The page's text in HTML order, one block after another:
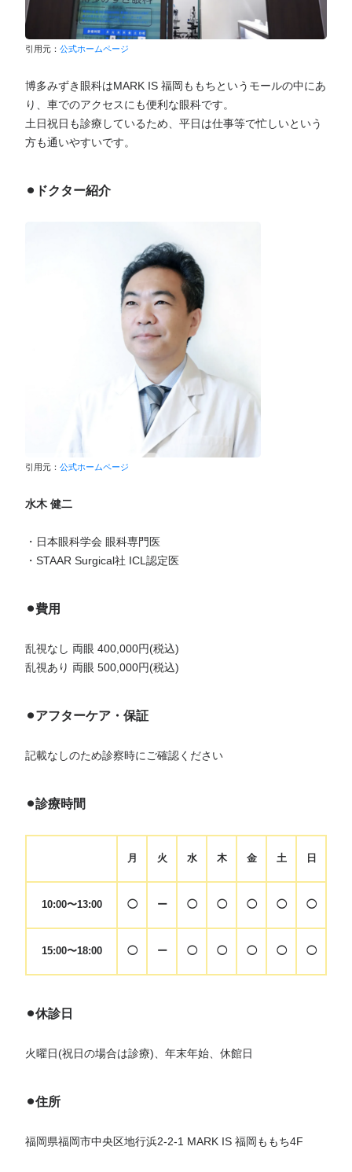
引用元： 公式ホームページ
博多みずき眼科はMARK IS 福岡ももちというモールの中にあ
り、車でのアクセスにも便利な眼科です。
土日祝日も診療しているため、平日は仕事等で忙しいという
方も通いやすいです。
⚫︎ドクター紹介
引用元： 公式ホームページ
水木 健二
・日本眼科学会 眼科専門医
・STAAR Surgical社 ICL認定医
⚫︎費用
乱視なし 両眼 400,000円(税込)
乱視あり 両眼 500,000円(税込)
⚫︎アフターケア・保証
記載なしのため診察時にご確認ください
⚫︎診療時間
月 火 水 木 金 土 日
10:00〜13:00 ◯ ー ◯ ◯ ◯ ◯ ◯
15:00〜18:00 ◯ ー ◯ ◯ ◯ ◯ ◯
⚫︎休診日
火曜日(祝日の場合は診療)、年末年始、休館日
⚫︎住所
福岡県福岡市中央区地行浜2-2-1 MARK IS 福岡ももち4F